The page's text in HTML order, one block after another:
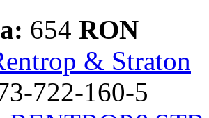
654 RON
& Straton
722-160-5